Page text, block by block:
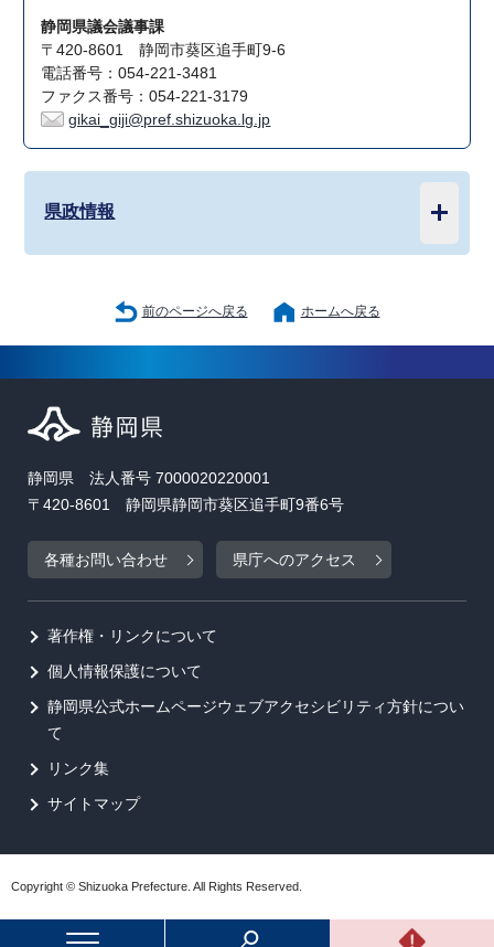
静岡県議会議事課
〒420-8601 静岡市葵区追手町9-6
電話番号：054-221-3481
ファクス番号：054-221-3179
gikai_giji@pref.shizuoka.lg.jp
県政情報
前のページへ戻る ホームへ戻る
静岡県 法人番号 7000020220001
〒420-8601 静岡県静岡市葵区追手町9番6号
各種お問い合わせ 県庁へのアクセス
著作権・リンクについて
個人情報保護について
静岡県公式ホームページウェブアクセシビリティ方針につい
て
リンク集
サイトマップ
Copyright © Shizuoka Prefecture. All Rights Reserved.